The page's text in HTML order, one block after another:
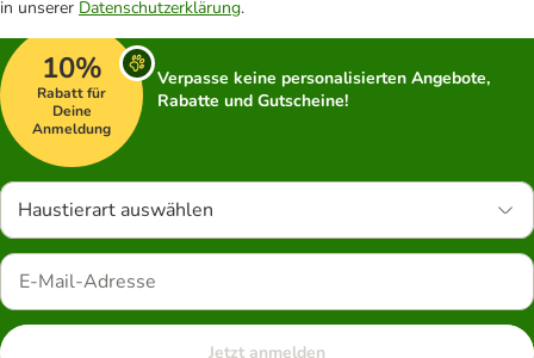
in unserer Datenschutzerklärung.
10%
Rabatt für
Deine
Anmeldung
Verpasse keine personalisierten Angebote,
Rabatte und Gutscheine!
Haustierart auswählen
Jetzt anmelden